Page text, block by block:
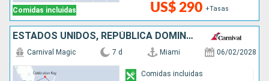
Comidas incluidas US$ 290 +Tasas
ESTADOS UNIDOS, REPÚBLICA DOMINICANA, BAHAMAS
Carnival Magic 7 d Miami 06/02/2028
Comidas incluidas